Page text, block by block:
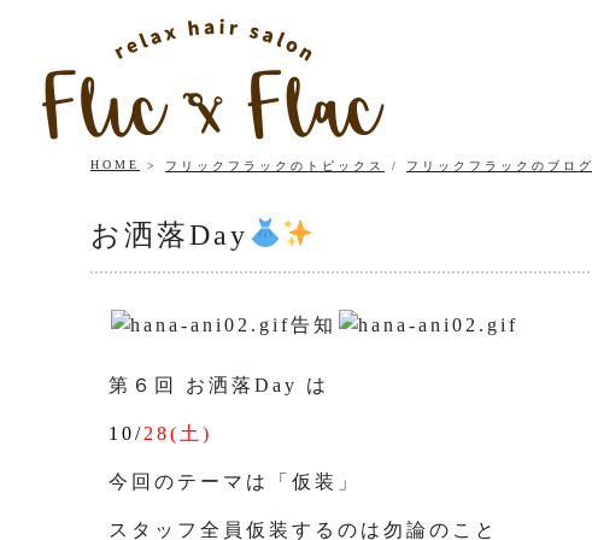
HOME フリックフラックのトピックス / フリックフラックのブログ
お洒落Day
告知
第６回 お洒落Day は
10/28(土)
今回のテーマは「仮装」
スタッフ全員仮装するのは勿論のこと